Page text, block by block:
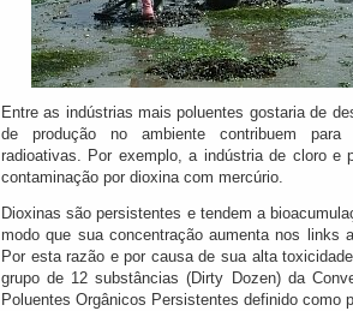
Entre as indústrias mais poluentes gostaria de
de produção no ambiente contribuem para
radioativas. Por exemplo, a indústria de cloro e
contaminação por dioxina com mercúrio.
Dioxinas são persistentes e tendem a
modo que sua concentração aumenta nos links
Por esta razão e por causa de sua alta
grupo de 12 substâncias (Dirty Dozen) da
Poluentes Orgânicos Persistentes definido como